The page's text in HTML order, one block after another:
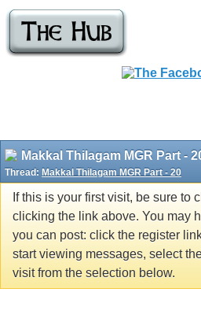
Makkal Thilagam MGR Part -
Thread: Makkal Thilagam MGR Part - 20
If this is your first visit, be sure to
clicking the link above. You may
you can post: click the register
start viewing messages, select
visit from the selection below.